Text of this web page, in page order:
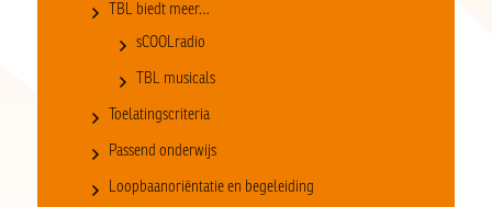
TBL biedt meer…
sCOOLradio
TBL musicals
Toelatingscriteria
Passend onderwijs
Loopbaanoriëntatie en begeleiding